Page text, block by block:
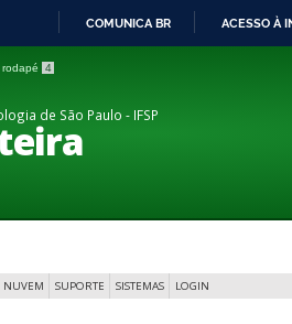
COMUNICA BR ACESSO À
rodapé 4
de São Paulo - IFSP
NUVEM SUPORTE SISTEMAS LOGIN